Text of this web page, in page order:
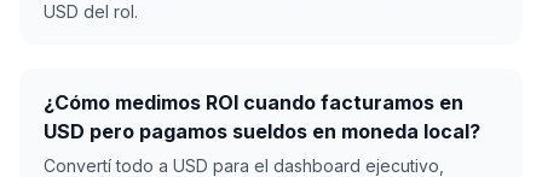
USD del rol.
¿Cómo medimos ROI cuando facturamos en
USD pero pagamos sueldos en moneda local?
Convertí todo a USD para el dashboard ejecutivo,